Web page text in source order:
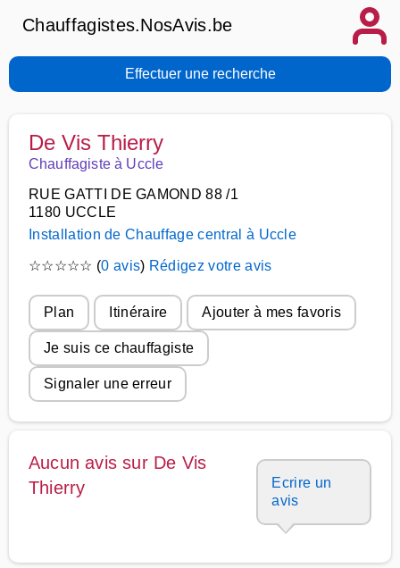
Chauffagistes.NosAvis.be
Effectuer une recherche
De Vis Thierry
Chauffagiste à Uccle
RUE GATTI DE GAMOND 88 /1
1180 UCCLE
Installation de Chauffage central à Uccle
☆☆☆☆☆ (0 avis) Rédigez votre avis
Plan Itinéraire Ajouter à mes favoris
Je suis ce chauffagiste
Signaler une erreur
Aucun avis sur De Vis
Thierry
Ecrire un
avis